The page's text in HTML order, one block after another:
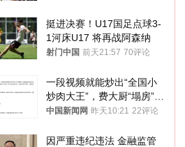
挺进决赛！U17国足点球3-
1河床U17 将再战阿森纳
射门中国 前天21:57 70评论
一段视频就能炒出“全国小
炒肉大王”，费大厨“塌房”了
吗？
中国新闻网 昨天10:21 22评论
因严重违纪违法 金融监管